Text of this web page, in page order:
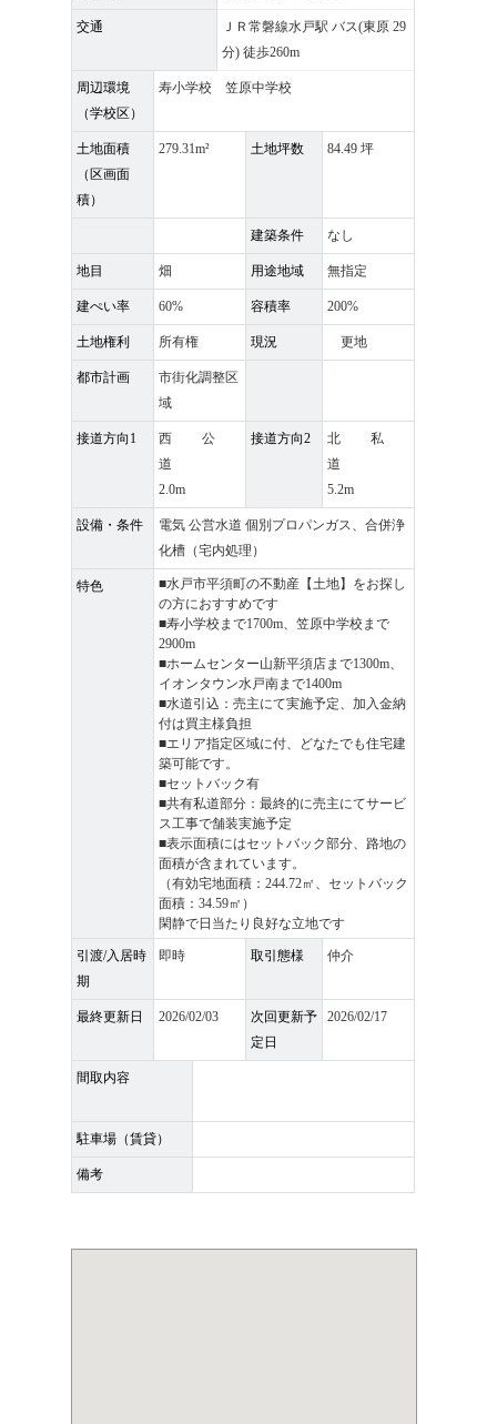
交通
ＪＲ常磐線水戸駅 バス(東原 29
分) 徒歩260m
周辺環境
（学校区）
寿小学校 笠原中学校
土地面積
（区画面
積）
279.31m² 土地坪数 84.49 坪
建築条件 なし
地目 畑 用途地域 無指定
建ぺい率 60% 容積率 200%
土地権利 所有権 現況 更地
都市計画
市街化調整区
域
接道方向1
西 公
道
2.0m
接道方向2
北 私
道
5.2m
設備・条件
電気 公営水道 個別プロパンガス、合併浄
化槽（宅内処理）
特色
■水戸市平須町の不動産【土地】をお探し
の方におすすめです
■寿小学校まで1700m、笠原中学校まで
2900m
■ホームセンター山新平須店まで1300m、
イオンタウン水戸南まで1400m
■水道引込：売主にて実施予定、加入金納
付は買主様負担
■エリア指定区域に付、どなたでも住宅建
築可能です。
■セットバック有
■共有私道部分：最終的に売主にてサービ
ス工事で舗装実施予定
■表示面積にはセットバック部分、路地の
面積が含まれています。
（有効宅地面積：244.72㎡、セットバック
面積：34.59㎡）
閑静で日当たり良好な立地です
引渡/入居時
期
即時 取引態様 仲介
最終更新日 2026/02/03
次回更新予
定日
2026/02/17
間取内容
駐車場（賃貸）
備考